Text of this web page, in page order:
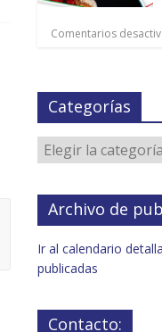
Comentarios
Categorías
Archivo de
Ir al calendario
publicadas
Contacto: